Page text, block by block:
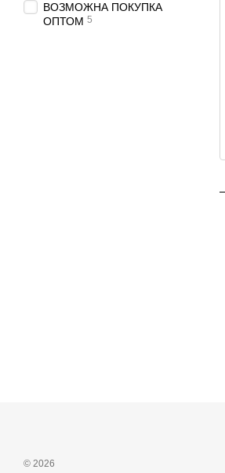
ВОЗМОЖНА ПОКУПКА
ОПТОМ 5
© 2026